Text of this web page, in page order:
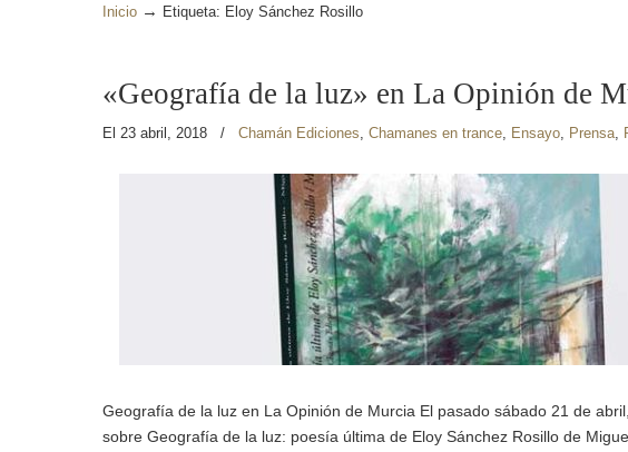
Inicio → Etiqueta: Eloy Sánchez Rosillo
«Geografía de la luz» en La Opinión de
El 23 abril, 2018 / Chamán Ediciones, Chamanes en trance, Ensayo, Prensa,
Geografía de la luz en La Opinión de Murcia El pasado sábado 21 de
sobre Geografía de la luz: poesía última de Eloy Sánchez Rosillo de